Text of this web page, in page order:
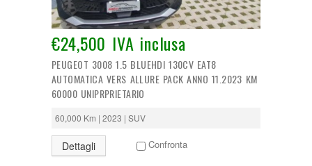
Tipologia:
Anno di costruzione:
Chilometraggio:
Alimentazione:
€24,500 IVA inclusa
PEUGEOT 3008 1.5 BLUEHDI 130CV EAT8
AUTOMATICA VERS ALLURE PACK ANNO 11.2023 KM
60000 UNIPRPRIETARIO
60,000 Km | 2023 | SUV
Dettagli Confronta